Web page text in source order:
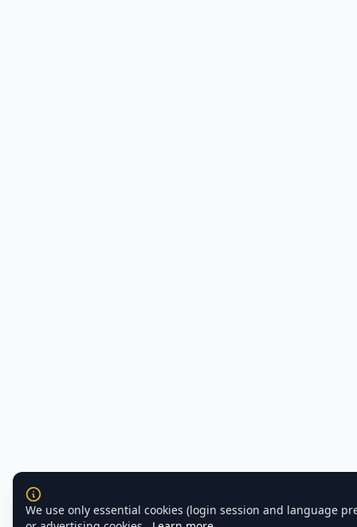
We use only essential cookies (login session and language